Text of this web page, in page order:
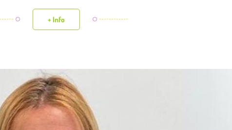
+ Info